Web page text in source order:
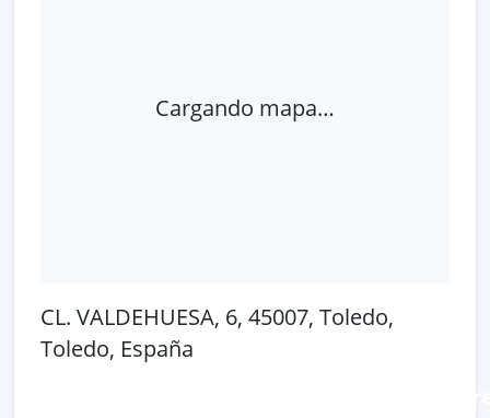
Cargando mapa…
CL. VALDEHUESA, 6, 45007, Toledo,
Toledo, España